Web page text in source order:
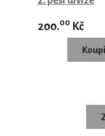
200.00 Kč